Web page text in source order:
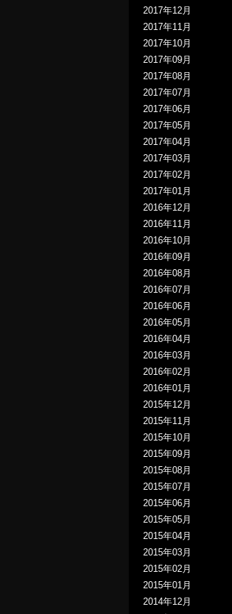
2017年12月
2017年11月
2017年10月
2017年09月
2017年08月
2017年07月
2017年06月
2017年05月
2017年04月
2017年03月
2017年02月
2017年01月
2016年12月
2016年11月
2016年10月
2016年09月
2016年08月
2016年07月
2016年06月
2016年05月
2016年04月
2016年03月
2016年02月
2016年01月
2015年12月
2015年11月
2015年10月
2015年09月
2015年08月
2015年07月
2015年06月
2015年05月
2015年04月
2015年03月
2015年02月
2015年01月
2014年12月